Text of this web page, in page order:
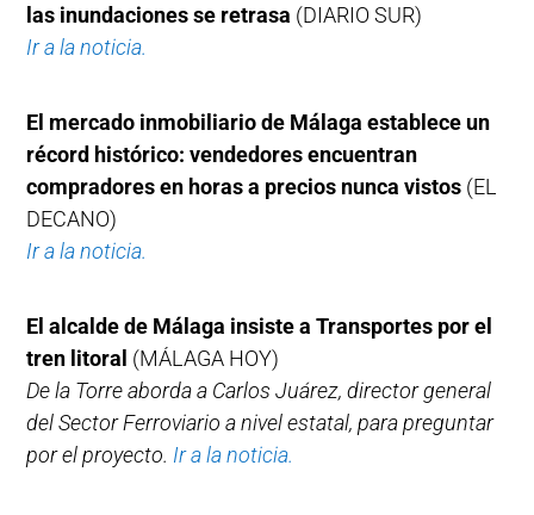
las inundaciones se retrasa (DIARIO SUR)
Ir a la noticia.
El mercado inmobiliario de Málaga establece un
récord histórico: vendedores encuentran
compradores en horas a precios nunca vistos (EL
DECANO)
Ir a la noticia.
El alcalde de Málaga insiste a Transportes por el
tren litoral (MÁLAGA HOY)
De la Torre aborda a Carlos Juárez, director general
del Sector Ferroviario a nivel estatal, para preguntar
por el proyecto. Ir a la noticia.